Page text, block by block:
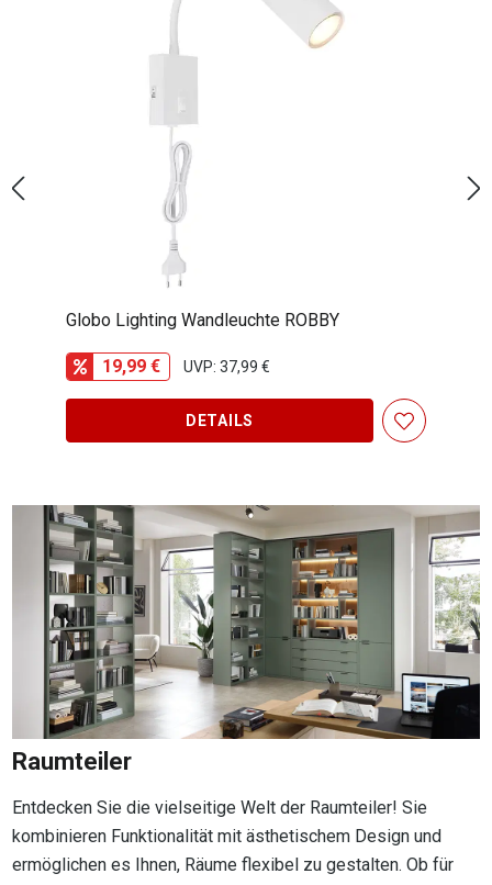
Globo Lighting LED-Tischleuchte SILVIO
31,99 € UVP: 64,99 €
DETAILS
Raumteiler
Entdecken Sie die vielseitige Welt der Raumteiler! Sie
kombinieren Funktionalität mit ästhetischem Design und
ermöglichen es Ihnen, Räume flexibel zu gestalten. Ob für